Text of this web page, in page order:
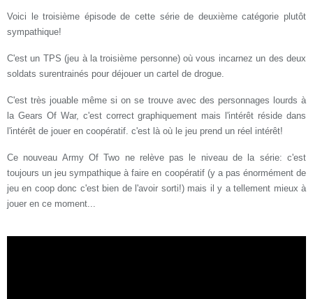
Voici le troisième épisode de cette série de deuxième catégorie plutôt
sympathique!
C'est un TPS (jeu à la troisième personne) où vous incarnez un des deux
soldats surentrainés pour déjouer un cartel de drogue.
C'est très jouable même si on se trouve avec des personnages lourds à
la Gears Of War, c'est correct graphiquement mais l'intérêt réside dans
l'intérêt de jouer en coopératif. c'est là où le jeu prend un réel intérêt!
Ce nouveau Army Of Two ne relève pas le niveau de la série: c'est
toujours un jeu sympathique à faire en coopératif (y a pas énormément de
jeu en coop donc c'est bien de l'avoir sorti!) mais il y a tellement mieux à
jouer en ce moment...